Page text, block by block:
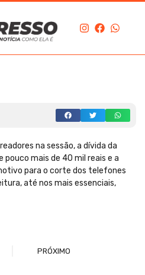
na sessão, a dívida da
mais de 40 mil reais e a
para o corte dos telefones
até nos mais essenciais,
PRÓXIMO